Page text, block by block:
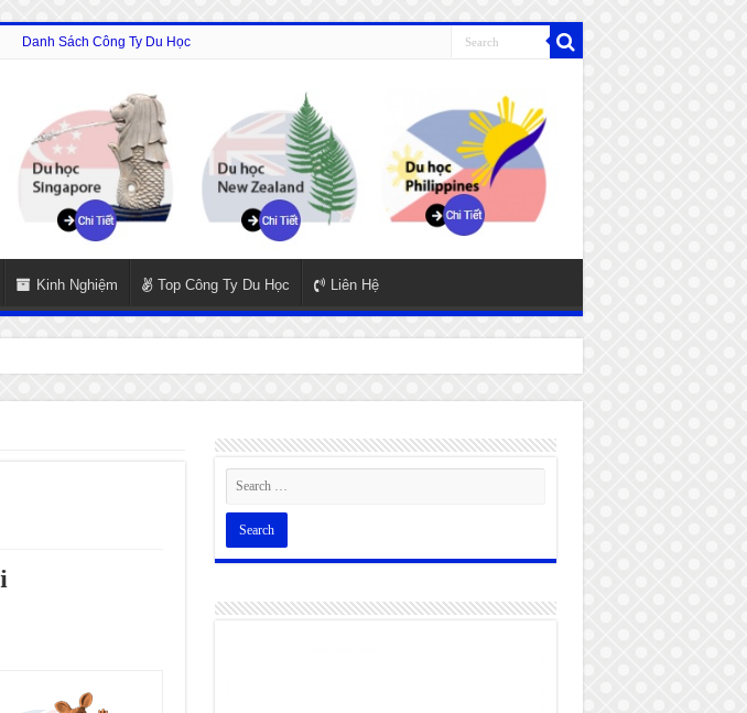
Danh Sách Công Ty Du Học
Kinh Nghiệm Top Công Ty Du Học Liên Hệ